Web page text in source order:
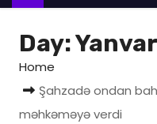
n
Day:
Home
Şahzadə ondan
məhkəməyə verdi